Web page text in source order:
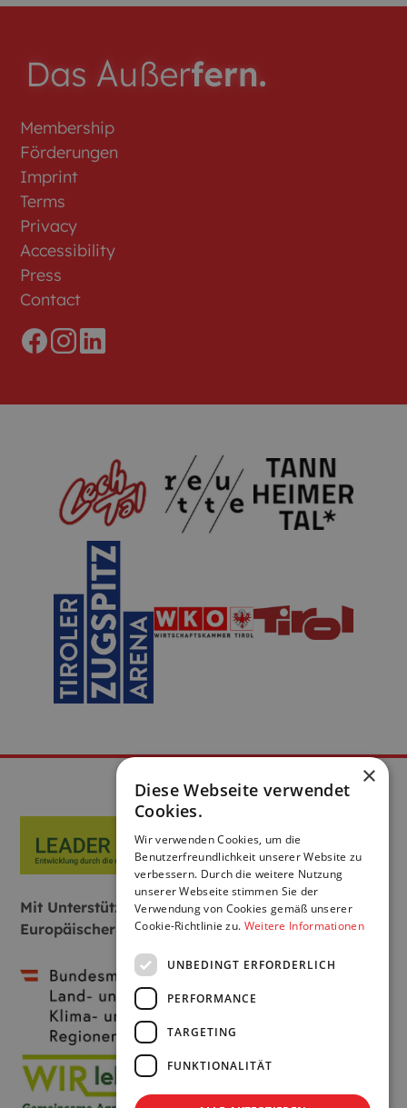
Membership
Förderungen
Imprint
Terms
Privacy
Accessibility
Press
Contact
Mit Unterstützung von Bund, Land und
Europäischer Union:
×
Diese Webseite verwendet
Cookies.
Wir verwenden Cookies, um die
Benutzerfreundlichkeit unserer Website zu
verbessern. Durch die weitere Nutzung
unserer Webseite stimmen Sie der
Verwendung von Cookies gemäß unserer
Cookie-Richtlinie zu. Weitere Informationen
UNBEDINGT ERFORDERLICH
PERFORMANCE
TARGETING
FUNKTIONALITÄT